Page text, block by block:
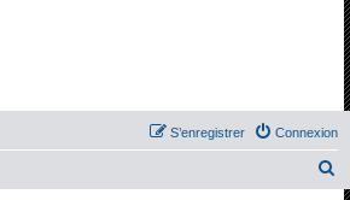
Connexion
S’enregistrer